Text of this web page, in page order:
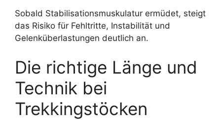
Sobald Stabilisationsmuskulatur ermüdet, steigt
das Risiko für Fehltritte, Instabilität und
Gelenküberlastungen deutlich an.
Die richtige Länge und
Technik bei
Trekkingstöcken